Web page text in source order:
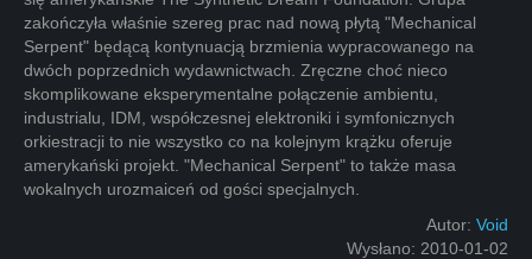
zakończyła właśnie szereg prac nad nową płytą "Mechanical
Serpent" będącą kontynuacją brzmienia wypracowanego na
dwóch poprzednich wydawnictwach. Zręczne choć nieco
skomplikowane eksperymentalne połączenie ambientu,
industrialu, IDM, współczesnej elektroniki i symfonicznych
orkiestracji to nie wszystko co na kolejnym krążku oferuje
amerykański projekt. "Mechanical Serpent" to także masa
wokalnych urozmaiceń od gości specjalnych.
Autor: Void
Wysłano: 2010-01-02